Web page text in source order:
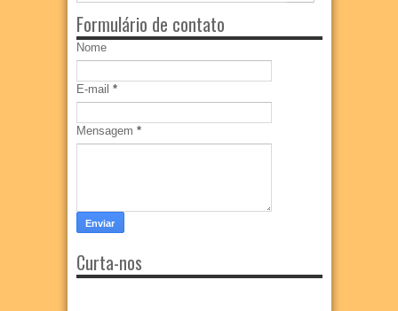
Formulário de contato
Nome
E-mail *
Mensagem *
Curta-nos